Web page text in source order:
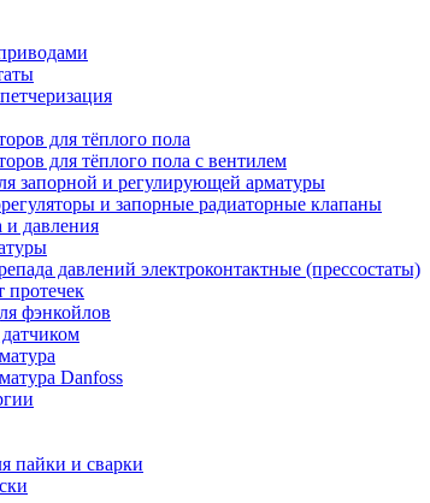
для тёплого пола
для тёплого пола с вентилем
запорной и регулирующей арматуры
и запорные радиаторные клапаны
и давления
давлений электроконтактные (прессостаты)
фэнкойлов
Danfoss
пайки и сварки